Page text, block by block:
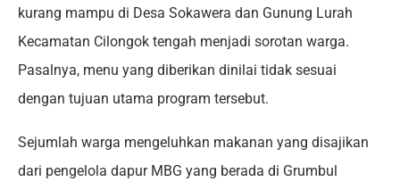
kurang mampu di Desa Sokawera dan Gunung Lurah
Kecamatan Cilongok tengah menjadi sorotan warga.
Pasalnya, menu yang diberikan dinilai tidak sesuai
dengan tujuan utama program tersebut.
Sejumlah warga mengeluhkan makanan yang disajikan
dari pengelola dapur MBG yang berada di Grumbul